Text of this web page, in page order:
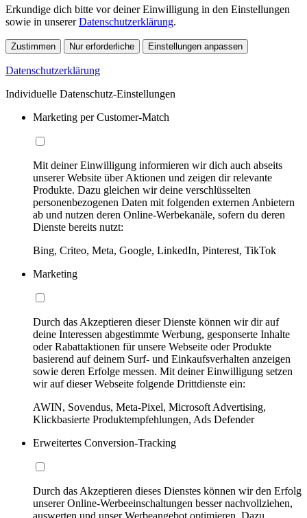
Erkundige dich bitte vor deiner Einwilligung in den Einstellungen
sowie in unsererDatenschutzerklärung.
Zustimmen Nur erforderliche Einstellungen anpassen
Datenschutzerklärung
Individuelle Datenschutz-Einstellungen
Marketing per Customer-Match
Mit deiner Einwilligung informieren wir dich auch abseits
unserer Website über Aktionen und zeigen dir relevante
Produkte. Dazu gleichen wir deine verschlüsselten
personenbezogenen Daten mit folgenden externen Anbietern
ab und nutzen deren Online-Werbekanäle, sofern du deren
Dienste bereits nutzt:
Bing, Criteo, Meta, Google, LinkedIn, Pinterest, TikTok
Marketing
Durch das Akzeptieren dieser Dienste können wir dir auf
deine Interessen abgestimmte Werbung, gesponserte Inhalte
oder Rabattaktionen für unsere Webseite oder Produkte
basierend auf deinem Surf- und Einkaufsverhalten anzeigen
sowie deren Erfolge messen. Mit deiner Einwilligung setzen
wir auf dieser Webseite folgende Drittdienste ein:
AWIN, Sovendus, Meta-Pixel, Microsoft Advertising,
Klickbasierte Produktempfehlungen, Ads Defender
Erweitertes Conversion-Tracking
Durch das Akzeptieren dieses Dienstes können wir den Erfolg
unserer Online-Werbeeinschaltungen besser nachvollziehen,
auswerten und unser Werbeangebot optimieren. Dazu